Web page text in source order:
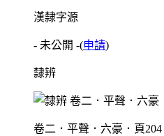
漢隸字源
- 未公開 -(申請)
隸辨
卷二．平聲．六豪．頁204